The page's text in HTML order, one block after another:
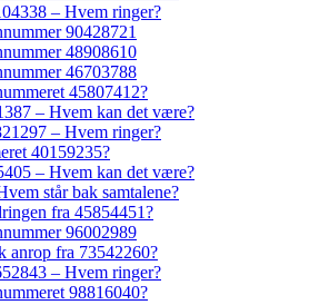
– Hvem ringer?
90428721
48908610
46703788
45807412?
– Hvem kan det være?
– Hvem ringer?
40159235?
– Hvem kan det være?
står bak samtalene?
fra 45854451?
96002989
anrop fra 73542260?
– Hvem ringer?
98816040?